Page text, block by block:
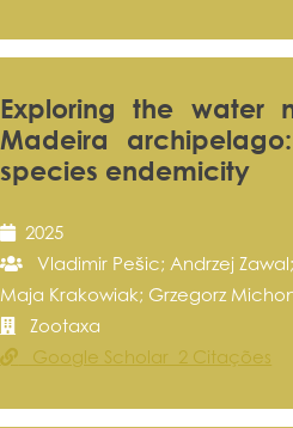
Exploring the water
Madeira
species endemicity
2025
Vladimir Pešic; Andrzej
Maja Krakowiak; Grzegorz
Zootaxa
Google Scholar 2 Citações